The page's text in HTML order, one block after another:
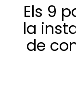
Els 9
la
de